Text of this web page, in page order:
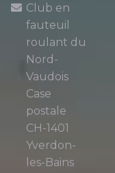
Club en
fauteuil
roulant du
Nord-
Vaudois
Case
postale
CH-1401
Yverdon-
les-Bains